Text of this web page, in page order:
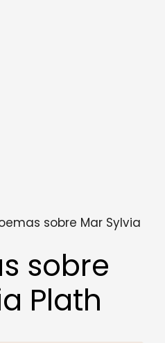
sobre Mar Sylvia
sobre
Plath